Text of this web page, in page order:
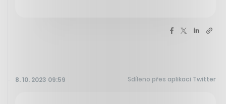
8. 10. 2023 09:59 Sdíleno přes aplikaci Twitter